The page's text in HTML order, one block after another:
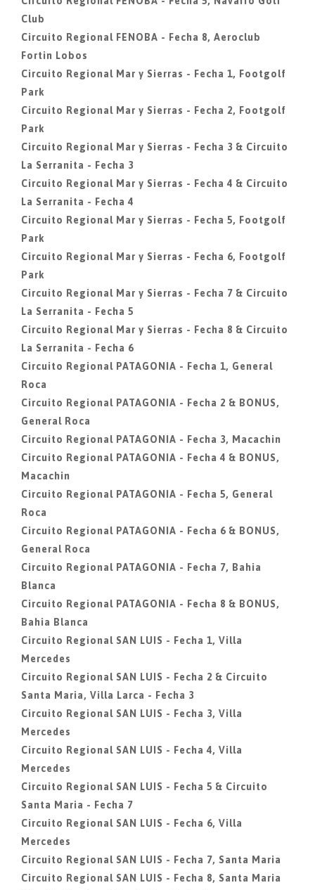
Club
Circuito Regional FENOBA - Fecha 8, Aeroclub
Fortin Lobos
Circuito Regional Mar y Sierras - Fecha 1, Footgolf
Park
Circuito Regional Mar y Sierras - Fecha 2, Footgolf
Park
Circuito Regional Mar y Sierras - Fecha 3 & Circuito
La Serranita - Fecha 3
Circuito Regional Mar y Sierras - Fecha 4 & Circuito
La Serranita - Fecha 4
Circuito Regional Mar y Sierras - Fecha 5, Footgolf
Park
Circuito Regional Mar y Sierras - Fecha 6, Footgolf
Park
Circuito Regional Mar y Sierras - Fecha 7 & Circuito
La Serranita - Fecha 5
Circuito Regional Mar y Sierras - Fecha 8 & Circuito
La Serranita - Fecha 6
Circuito Regional PATAGONIA - Fecha 1, General
Roca
Circuito Regional PATAGONIA - Fecha 2 & BONUS,
General Roca
Circuito Regional PATAGONIA - Fecha 3, Macachin
Circuito Regional PATAGONIA - Fecha 4 & BONUS,
Macachin
Circuito Regional PATAGONIA - Fecha 5, General
Roca
Circuito Regional PATAGONIA - Fecha 6 & BONUS,
General Roca
Circuito Regional PATAGONIA - Fecha 7, Bahia
Blanca
Circuito Regional PATAGONIA - Fecha 8 & BONUS,
Bahia Blanca
Circuito Regional SAN LUIS - Fecha 1, Villa
Mercedes
Circuito Regional SAN LUIS - Fecha 2 & Circuito
Santa Maria, Villa Larca - Fecha 3
Circuito Regional SAN LUIS - Fecha 3, Villa
Mercedes
Circuito Regional SAN LUIS - Fecha 4, Villa
Mercedes
Circuito Regional SAN LUIS - Fecha 5 & Circuito
Santa Maria - Fecha 7
Circuito Regional SAN LUIS - Fecha 6, Villa
Mercedes
Circuito Regional SAN LUIS - Fecha 7, Santa Maria
Circuito Regional SAN LUIS - Fecha 8, Santa Maria